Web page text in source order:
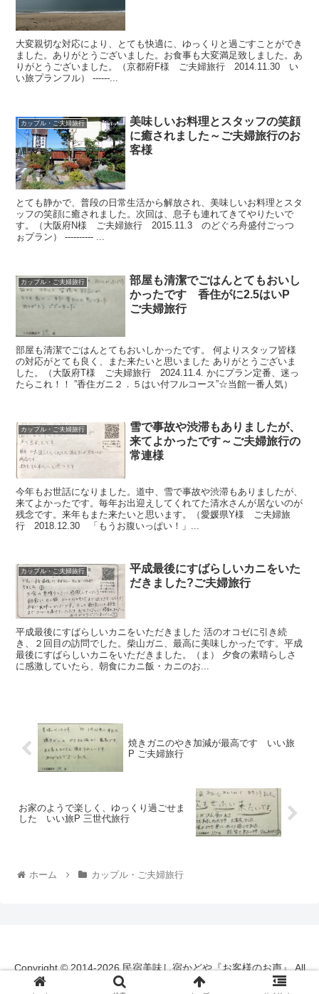
大変親切な対応により、とても快適に、ゆっくりと過ごすことができ
ました。ありがとうございました。お食事も大変満足致しました。あ
りがとうございました。（京都府F様 ご夫婦旅行 2014.11.30 い
い旅プランフル） ------...
カップル・ご夫婦旅行
美味しいお料理とスタッフの笑顔
に癒されました～ご夫婦旅行のお
客様
とても静かで、普段の日常生活から解放され、美味しいお料理とスタ
ッフの笑顔に癒されました。次回は、息子も連れてきてやりたいで
す。（大阪府N様 ご夫婦旅行 2015.11.3 のどぐろ舟盛付ごっつ
ぉプラン） ---------- ...
カップル・ご夫婦旅行
部屋も清潔でごはんとてもおいし
かったです 香住がに2.5はいP
ご夫婦旅行
部屋も清潔でごはんとてもおいしかったです。 何よりスタッフ皆様
の対応がとても良く、また来たいと思いました ありがとうございま
した。（大阪府T様 ご夫婦旅行 2024.11.4. かにプラン定番、迷っ
たらこれ！！ ”香住ガニ２．５はい付フルコース”☆当館一番人気）
カップル・ご夫婦旅行
雪で事故や渋滞もありましたが、
来てよかったです～ご夫婦旅行の
常連様
今年もお世話になりました。道中、雪で事故や渋滞もありましたが、
来てよかったです。毎年お出迎えしてくれてた清水さんが居ないのが
残念です。来年もまた来たいと思います。（愛媛県Y様 ご夫婦旅
行 2018.12.30 「もうお腹いっぱい！」...
カップル・ご夫婦旅行
平成最後にすばらしいカニをいた
だきました?ご夫婦旅行
平成最後にすばらしいカニをいただきました 活のオコゼに引き続
き、２回目の訪問でした。柴山ガニ、最高に美味しかったです。平成
最後にすばらしいカニをいただきました。（ま） 夕食の素晴らしさ
に感激していたら、朝食にカニ飯・カニのお...
焼きガニのやき加減が最高です いい旅
P ご夫婦旅行
お家のようで楽しく、ゆっくり過ごせま
した いい旅P 三世代旅行
ホーム カップル・ご夫婦旅行
Copyright © 2014-2026 民宿美味し宿かどや『お客様のお声』 All
Rights Reserved.